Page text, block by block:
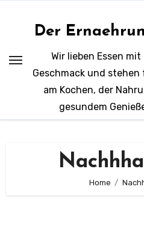
Der
Wir lieben Essen
Geschmack und
am Kochen, der
gesundem
Home